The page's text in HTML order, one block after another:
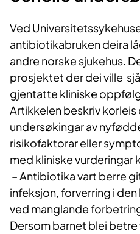
Ved
antibiotikabruken deira
andre norske sjukehus.
prosjektet der dei ville
gjentatte kliniske
Artikkelen beskriv korleis
undersøkingar av
risikofaktorar eller
med kliniske vurderingar
– Antibiotika vart berre
infeksjon, forverring i
ved manglande
Dersom barnet blei